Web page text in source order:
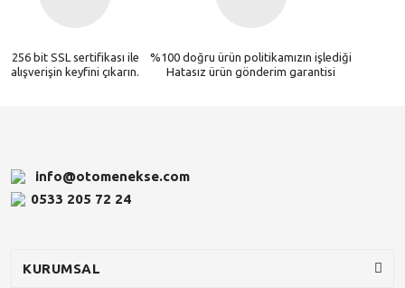
256 bit SSL sertifikası ile
alışverişin keyfini çıkarın.
%100 doğru ürün politikamızın işlediği
Hatasız ürün gönderim garantisi
info@otomenekse.com
0533 205 72 24
KURUMSAL